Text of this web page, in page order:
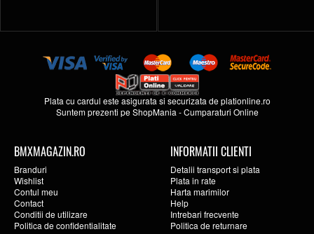
Plata cu cardul este asigurata si securizata deplationline.ro
Suntem prezenti peShopMania -Cumparaturi Online
BMXMAGAZIN.RO
Branduri
Wishlist
Contul meu
Contact
Conditii de utilizare
Politica de confidentialitate
INFORMATII CLIENTI
Detalii transport si plata
Plata in rate
Harta marimilor
Help
Intrebari frecvente
Politica de returnare